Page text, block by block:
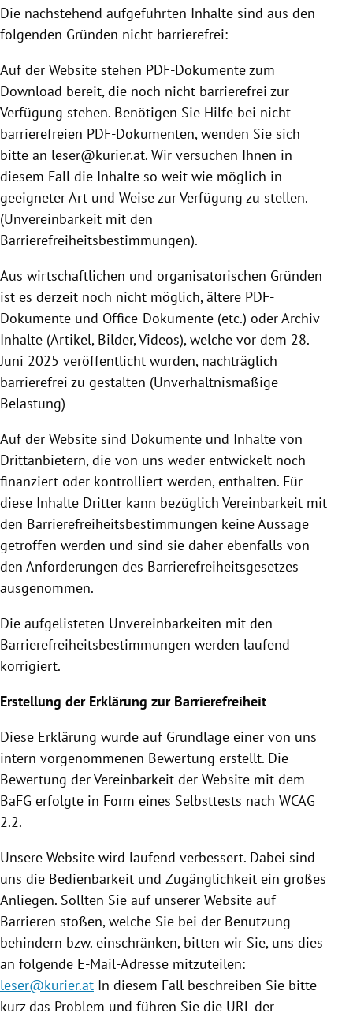
Die nachstehend aufgeführten Inhalte sind aus den
folgenden Gründen nicht barrierefrei:
Auf der Website stehen PDF-Dokumente zum
Download bereit, die noch nicht barrierefrei zur
Verfügung stehen. Benötigen Sie Hilfe bei nicht
barrierefreien PDF-Dokumenten, wenden Sie sich
bitte an leser@kurier.at. Wir versuchen Ihnen in
diesem Fall die Inhalte so weit wie möglich in
geeigneter Art und Weise zur Verfügung zu stellen.
(Unvereinbarkeit mit den
Barrierefreiheitsbestimmungen).
Aus wirtschaftlichen und organisatorischen Gründen
ist es derzeit noch nicht möglich, ältere PDF-
Dokumente und Office-Dokumente (etc.) oder Archiv-
Inhalte (Artikel, Bilder, Videos), welche vor dem 28.
Juni 2025 veröffentlicht wurden, nachträglich
barrierefrei zu gestalten (Unverhältnismäßige
Belastung)
Auf der Website sind Dokumente und Inhalte von
Drittanbietern, die von uns weder entwickelt noch
finanziert oder kontrolliert werden, enthalten. Für
diese Inhalte Dritter kann bezüglich Vereinbarkeit mit
den Barrierefreiheitsbestimmungen keine Aussage
getroffen werden und sind sie daher ebenfalls von
den Anforderungen des Barrierefreiheitsgesetzes
ausgenommen.
Die aufgelisteten Unvereinbarkeiten mit den
Barrierefreiheitsbestimmungen werden laufend
korrigiert.
Erstellung der Erklärung zur Barrierefreiheit
Diese Erklärung wurde auf Grundlage einer von uns
intern vorgenommenen Bewertung erstellt. Die
Bewertung der Vereinbarkeit der Website mit dem
BaFG erfolgte in Form eines Selbsttests nach WCAG
2.2.
Unsere Website wird laufend verbessert. Dabei sind
uns die Bedienbarkeit und Zugänglichkeit ein großes
Anliegen. Sollten Sie auf unserer Website auf
Barrieren stoßen, welche Sie bei der Benutzung
behindern bzw. einschränken, bitten wir Sie, uns dies
an folgende E-Mail-Adresse mitzuteilen:
leser@kurier.at In diesem Fall beschreiben Sie bitte
kurz das Problem und führen Sie die URL der